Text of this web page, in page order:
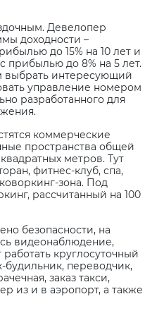
Девелопер
доходности –
до 15% на 10 лет и
прибылью до 8% на 5 лет.
выбрать интересующий
управление номером
разработанного для
коммерческие
пространства общей
метров. Тут
фитнес-клуб, спа,
зона. Под
рассчитанный на 100
безопасности, на
видеонаблюдение,
работать круглосуточный
будильник, переводчик,
заказ такси,
из и в аэропорт, а также